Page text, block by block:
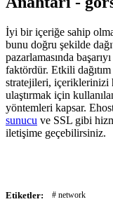
İyi bir içeriğe sahip
bunu doğru şekilde
pazarlamasında
faktördür. Etkili
stratejileri, içeriklerinizi
ulaştırmak için
yöntemleri kapsar.
sunucu ve SSL gibi
iletişime geçebilirsiniz.
Etiketler: # network